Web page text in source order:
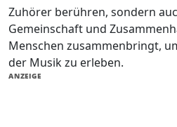
Zuhörer berühren, sondern
Gemeinschaft und
Menschen zusammenbringt,
der Musik zu erleben.
ANZEIGE